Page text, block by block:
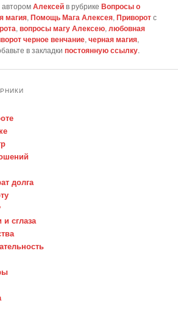
авторомАлексейв рубрикеВопросы о
магия,Помощь Мага Алексея,Приворотс
,вопросы магу Алексею,любовная
черное венчание,черная магия,
в закладкипостоянную ссылку.
долга
сглаза